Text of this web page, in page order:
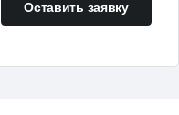
Оставить заявку